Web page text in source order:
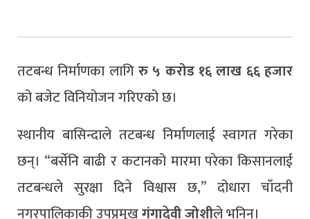
तटबन्ध निर्माणका लागिरु ५ करोड १६ लाख ६६ हजार
को बजेट विनियोजन गरिएको छ।
स्थानीय बासिन्दाले तटबन्ध निर्माणलाई स्वागत गरेका
छन्। “बर्सेनि बाढी र कटानको मारमा परेका किसानलाई
तटबन्धले सुरक्षा दिने विश्वास छ,” दोधारा चाँदनी
नगरपालिकाकी उपप्रमुखगंगादेवी जोशीले भनिन्।